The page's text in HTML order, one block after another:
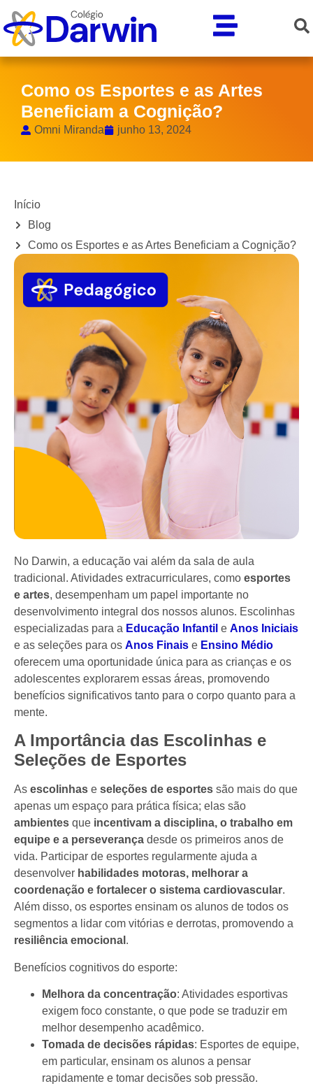
Como os Esportes e as Artes
Beneficiam a Cognição?
Omni Miranda junho 13, 2024
Início
Blog
Como os Esportes e as Artes Beneficiam a Cognição?
No Darwin, a educação vai além da sala de aula
tradicional. Atividades extracurriculares, como esportes
e artes, desempenham um papel importante no
desenvolvimento integral dos nossos alunos. Escolinhas
especializadas para a Educação Infantil e Anos Iniciais
e as seleções para os Anos Finais e Ensino Médio
oferecem uma oportunidade única para as crianças e os
adolescentes explorarem essas áreas, promovendo
benefícios significativos tanto para o corpo quanto para a
mente.
A Importância das Escolinhas e
Seleções de Esportes
As escolinhas e seleções de esportes são mais do que
apenas um espaço para prática física; elas são
ambientes que incentivam a disciplina, o trabalho em
equipe e a perseverança desde os primeiros anos de
vida. Participar de esportes regularmente ajuda a
desenvolver habilidades motoras, melhorar a
coordenação e fortalecer o sistema cardiovascular.
Além disso, os esportes ensinam os alunos de todos os
segmentos a lidar com vitórias e derrotas, promovendo a
resiliência emocional .
Benefícios cognitivos do esporte:
Melhora da concentração: Atividades esportivas
exigem foco constante, o que pode se traduzir em
melhor desempenho acadêmico.
Tomada de decisões rápidas: Esportes de equipe,
em particular, ensinam os alunos a pensar
rapidamente e tomar decisões sob pressão.